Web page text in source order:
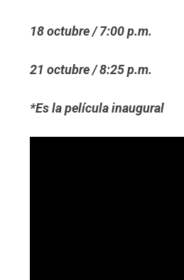
18 octubre / 7:00 p.m.
21 octubre / 8:25 p.m.
*Es la película inaugural